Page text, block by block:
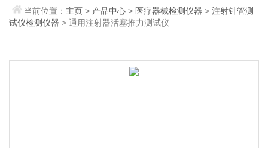
当前位置： 主页> 产品中心 > 医疗器械检测仪器 >注射针管测
试仪检测仪器 > 通用注射器活塞推力测试仪